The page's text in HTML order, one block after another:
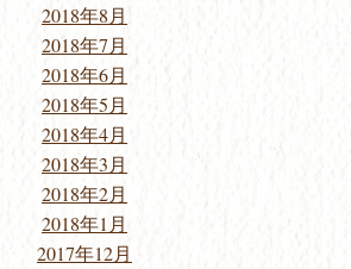
2018年8月
2018年7月
2018年6月
2018年5月
2018年4月
2018年3月
2018年2月
2018年1月
2017年12月